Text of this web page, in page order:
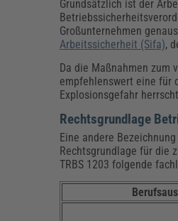
Grundsätzlich ist der
Großunternehmen
Arbeitssicherheit (Sifa),
Da die Maßnahmen zum
empfehlenswert eine für
Explosionsgefahr
Rechtsgrundlage
Eine andere
Rechtsgrundlage für die
TRBS 1203 folgende